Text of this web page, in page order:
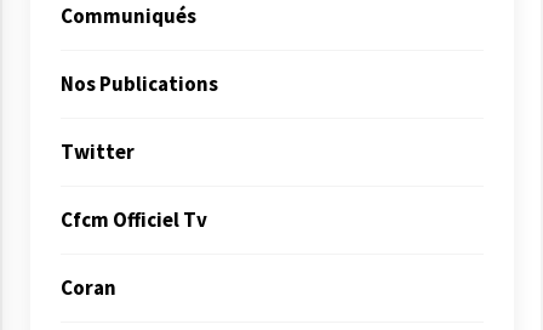
Communiqués
Nos Publications
Twitter
Cfcm Officiel Tv
Coran